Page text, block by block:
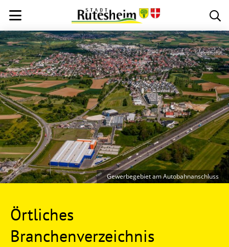
Örtliches
Branchenverzeichnis
Gewerbegebiet am Autobahnanschluss